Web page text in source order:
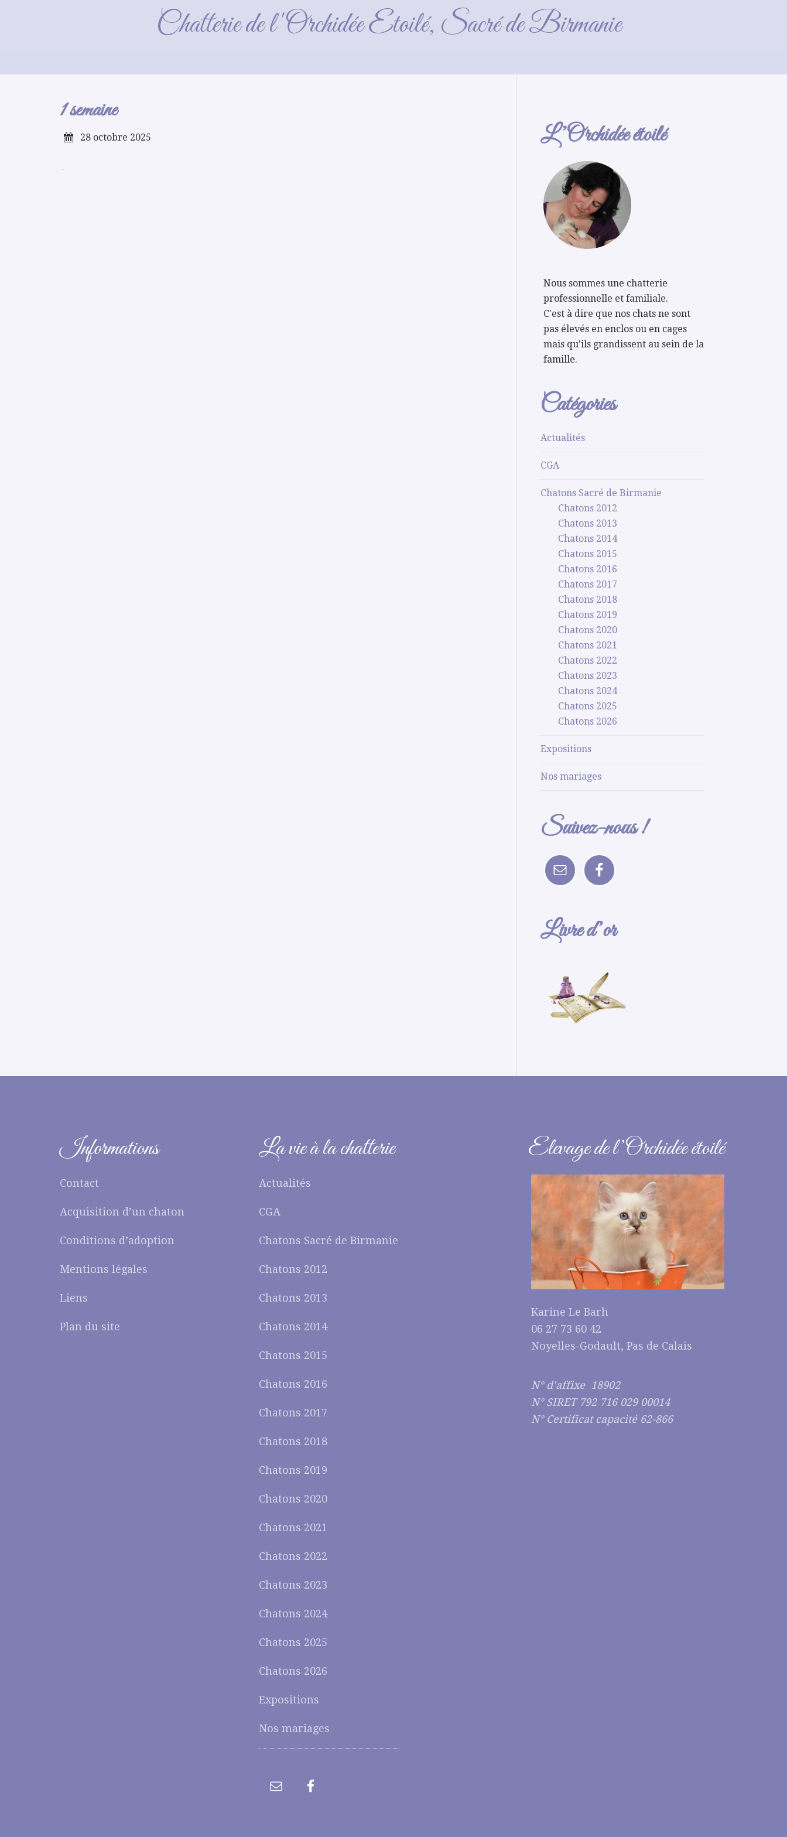
Chatterie de l'Orchidée Etoilé, Sacré de Birmanie
1 semaine
1 semaine
28 octobre 2025 L’Orchidée étoilé
Nous sommes une chatterie
professionnelle et familiale.
C'est à dire que nos chats ne sont
pas élevés en enclos ou en cages
mais qu'ils grandissent au sein de la
famille.
Catégories
Actualités
CGA
Chatons Sacré de Birmanie
Chatons 2012
Chatons 2013
Chatons 2014
Chatons 2015
Chatons 2016
Chatons 2017
Chatons 2018
Chatons 2019
Chatons 2020
Chatons 2021
Chatons 2022
Chatons 2023
Chatons 2024
Chatons 2025
Chatons 2026
Expositions
Nos mariages
Suivez-nous !
Livre d’or
Informations
Contact
Acquisition d’un chaton
Conditions d’adoption
Mentions légales
Liens
Plan du site
La vie à la chatterie
Actualités
CGA
Chatons Sacré de Birmanie
Chatons 2012
Chatons 2013
Chatons 2014
Chatons 2015
Chatons 2016
Chatons 2017
Chatons 2018
Chatons 2019
Chatons 2020
Chatons 2021
Chatons 2022
Chatons 2023
Chatons 2024
Chatons 2025
Chatons 2026
Expositions
Nos mariages
Elevage de l’Orchidée étoilé
Karine Le Barh
06 27 73 60 42
Noyelles-Godault, Pas de Calais
N° d’affixe 18902
N° SIRET 792 716 029 00014
N° Certificat capacité 62-866